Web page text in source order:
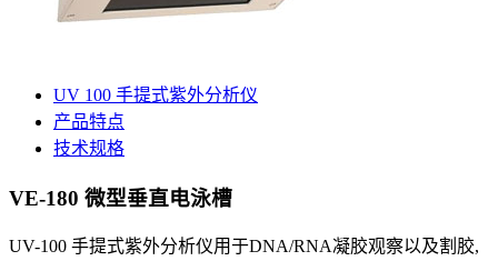
UV 100 手提式紫外分析仪
产品特点
技术规格
VE-180 微型垂直电泳槽
UV-100 手提式紫外分析仪用于DNA/RNA凝胶观察以及割胶,